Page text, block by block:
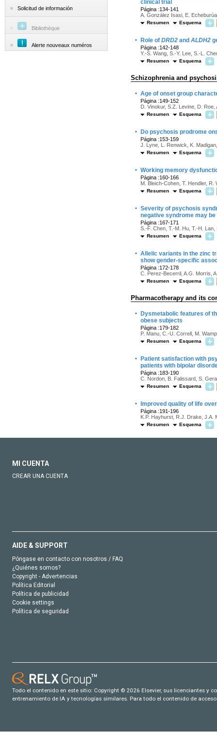
Solicitud de información
Bibliothèque
Alerte nouveaux numéros
clinical trial
Página :134-141
A. González Isasi, E.
Resumen Esquema
· Role of DRD2 and ALDH2
Página :142-148
Y.-S. Wang, S.-Y. Lee, S.-L.
Resumen Esquema
Schizophrenia and
· Age of onset group
Página :149-152
D. Vinokur, S.Z. Levine, D. Roe,
Resumen Esquema
· Do psychosis prodrome
Página :153-159
J. Lyne, L. Renwick, K.
Resumen Esquema
· Working memory
Página :160-166
M. Bleich-Cohen, T. Hendler,
Resumen Esquema
· Severity of psychosis
negative syndrome may
Página :167-171
S.-F. Chen, T.-M. Hu, T.-H.
Resumen Esquema
· Allelic variants in the zinc
show gender-specific
Página :172-178
C. Perez-Becerril, A.G. Morris,
Resumen Esquema
Pharmacotherapy and its
·
Dysmetabolic features of
obese subjects
Página :179-182
P. Manu, C.-U. Correll, M.
Resumen Esquema
·
Patient satisfaction with
patients with bipolar
Página :183-190
C. Nordon, B. Falissard, S.
Resumen Esquema
· Improved quality of life
Página :191-196
K.P. Hayhurst, R.J. Drake, J.A.
Resumen Esquema
MI CUENTA
CREAR UNA CUENTA
AIDE & SUPPORT
Póngase en contacto con nosotros / FAQ
¿Quiénes somos?
Copyright - Advertencias
Política Editorial
Política de publicidad
Cookie settings
Política de seguridad
Todo el contenido en este sitio: Copyright © 2026 Elsevier, sus licenciantes y
entrenamiento de IA y tecnologías similares. Para todo el contenido de